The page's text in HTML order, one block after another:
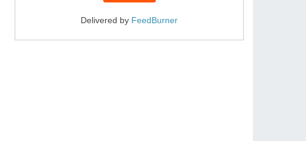
Delivered by FeedBurner